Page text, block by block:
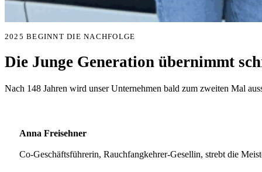
2025 BEGINNT DIE NACHFOLGE
Die Junge Generation übernimmt
Nach 148 Jahren wird unser Unternehmen bald zum zweiten Mal
Anna Freisehner
Co-Geschäftsführerin, Rauchfangkehrer-Gesellin, strebt die